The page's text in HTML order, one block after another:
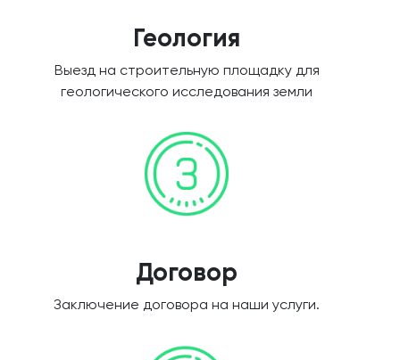
Геология
Выезд на строительную площадку для
геологического исследования земли
Договор
Заключение договора на наши услуги.